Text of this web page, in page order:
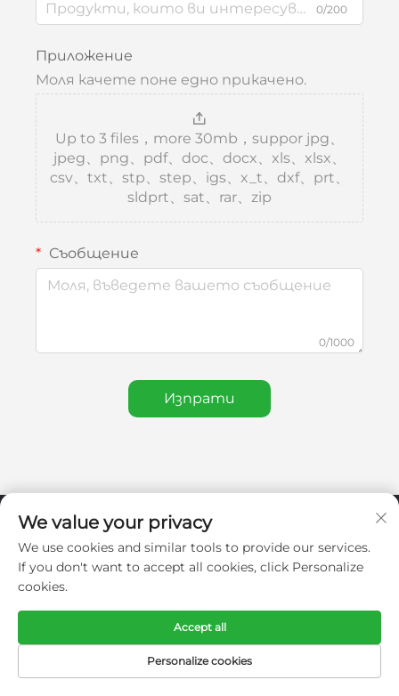
0/200
Приложение
Моля качете поне едно прикачено.
Up to 3 files，more 30mb，suppor jpg、
jpeg、png、pdf、doc、docx、xls、xlsx、
csv、txt、stp、step、igs、x_t、dxf、prt、
sldprt、sat、rar、zip
Съобщение
0/1000
Изпрати
We value your privacy
We use cookies and similar tools to provide our services.
If you don't want to accept all cookies, click Personalize
cookies.
Personalize cookies
Accept all